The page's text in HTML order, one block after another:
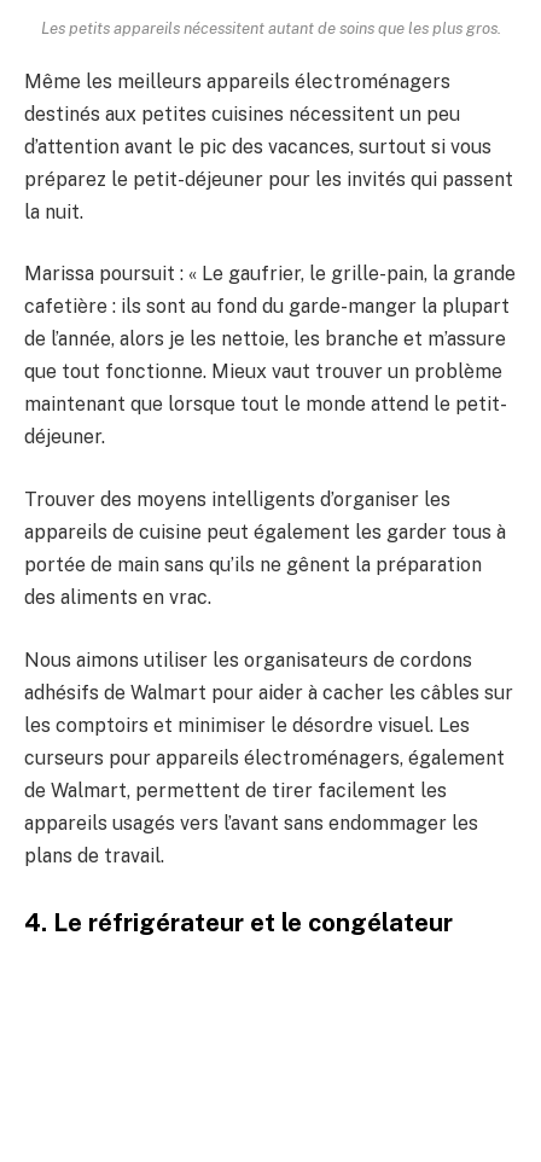
Les petits appareils nécessitent autant de soins que les plus gros.
Même les meilleurs appareils électroménagers
destinés aux petites cuisines nécessitent un peu
d’attention avant le pic des vacances, surtout si vous
préparez le petit-déjeuner pour les invités qui passent
la nuit.
Marissa poursuit : « Le gaufrier, le grille-pain, la grande
cafetière : ils sont au fond du garde-manger la plupart
de l’année, alors je les nettoie, les branche et m’assure
que tout fonctionne. Mieux vaut trouver un problème
maintenant que lorsque tout le monde attend le petit-
déjeuner.
Trouver des moyens intelligents d’organiser les
appareils de cuisine peut également les garder tous à
portée de main sans qu’ils ne gênent la préparation
des aliments en vrac.
Nous aimons utiliser les organisateurs de cordons
adhésifs de Walmart pour aider à cacher les câbles sur
les comptoirs et minimiser le désordre visuel. Les
curseurs pour appareils électroménagers, également
de Walmart, permettent de tirer facilement les
appareils usagés vers l’avant sans endommager les
plans de travail.
4. Le réfrigérateur et le congélateur